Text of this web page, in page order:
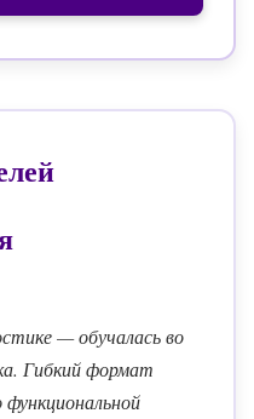
— обучалась во
Гибкий формат